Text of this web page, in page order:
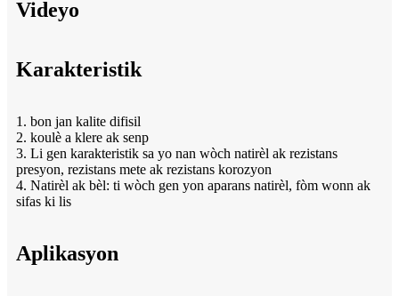
Videyo
Karakteristik
1. bon jan kalite difisil
2. koulè a ​​klere ak senp
3. Li gen karakteristik sa yo nan wòch natirèl ak rezistans
presyon, rezistans mete ak rezistans korozyon
4. Natirèl ak bèl: ti wòch gen yon aparans natirèl, fòm wonn ak
sifas ki lis
Aplikasyon